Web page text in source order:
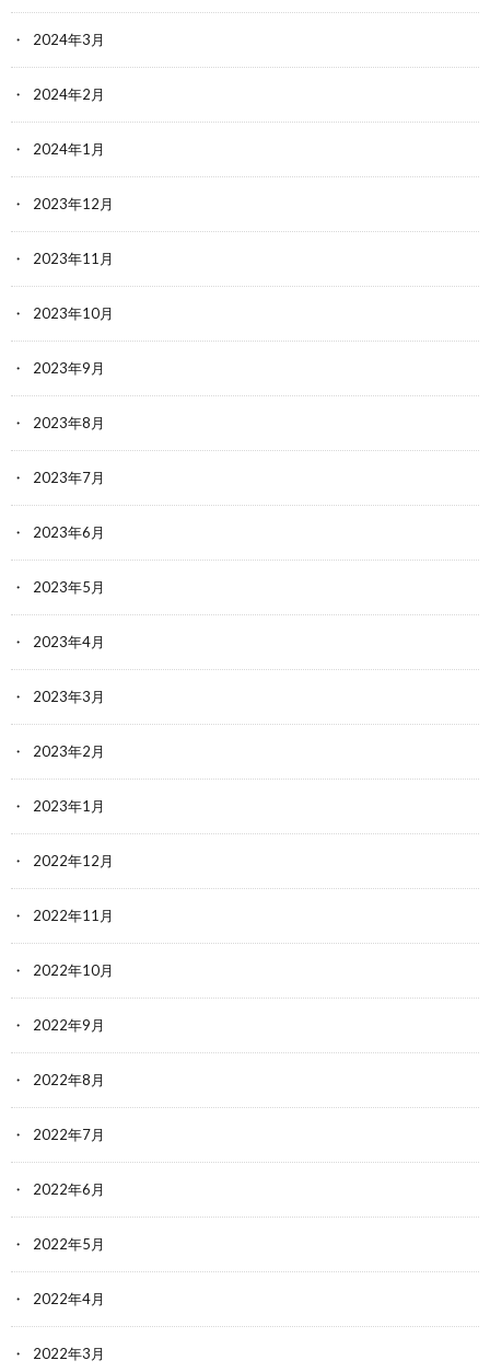
2024年3月
2024年2月
2024年1月
2023年12月
2023年11月
2023年10月
2023年9月
2023年8月
2023年7月
2023年6月
2023年5月
2023年4月
2023年3月
2023年2月
2023年1月
2022年12月
2022年11月
2022年10月
2022年9月
2022年8月
2022年7月
2022年6月
2022年5月
2022年4月
2022年3月